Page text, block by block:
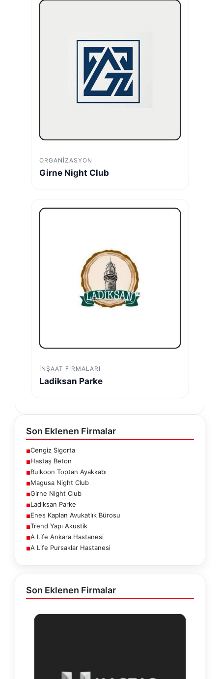
ORGANIZASYON
Girne Night Club
İNŞAAT FIRMALARI
Ladiksan Parke
Son Eklenen Firmalar
■Cengiz Sigorta
■Hastaş Beton
■Bulkoon Toptan Ayakkabı
■Magusa Night Club
■Girne Night Club
■Ladiksan Parke
■Enes Kaplan Avukatlık Bürosu
■Trend Yapı Akustik
■A Life Ankara Hastanesi
■A Life Pursaklar Hastanesi
Son Eklenen Firmalar